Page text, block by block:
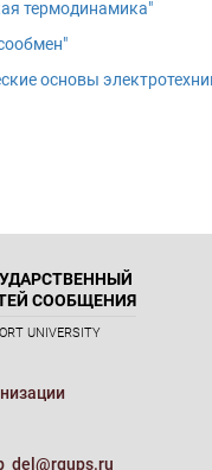
термодинамика″
основы
СООБЩЕНИЯ
UNIVERSITY